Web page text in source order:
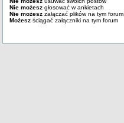
Nie możesz głosować w ankietach
Nie możesz załączać plików na tym forum
Możesz ściągać załączniki na tym forum